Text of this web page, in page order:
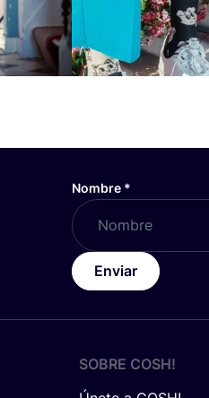
Nombre *
Enviar
SOBRE COSH!